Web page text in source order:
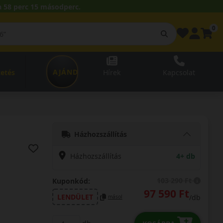
58 perc 14 másodperc.
AJÁNDÉKUTALVÁNY
Házhozszállítás
Házhozszállítás 4+ db
Kuponkód:
LENDÜLET
másol 97 590 Ft/db